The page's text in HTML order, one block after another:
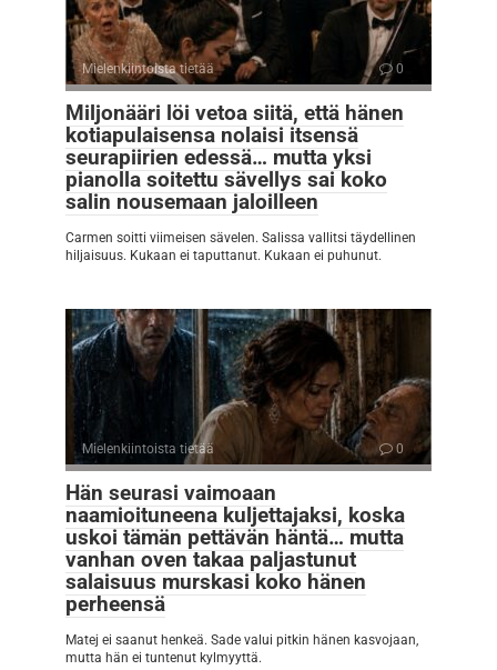
Mielenkiintoista tietää 0
Miljonääri löi vetoa siitä, että hänen
kotiapulaisensa nolaisi itsensä
seurapiirien edessä… mutta yksi
pianolla soitettu sävellys sai koko
salin nousemaan jaloilleen
Carmen soitti viimeisen sävelen. Salissa vallitsi täydellinen
hiljaisuus. Kukaan ei taputtanut. Kukaan ei puhunut.
Mielenkiintoista tietää 0
Hän seurasi vaimoaan
naamioituneena kuljettajaksi, koska
uskoi tämän pettävän häntä… mutta
vanhan oven takaa paljastunut
salaisuus murskasi koko hänen
perheensä
Matej ei saanut henkeä. Sade valui pitkin hänen kasvojaan,
mutta hän ei tuntenut kylmyyttä.